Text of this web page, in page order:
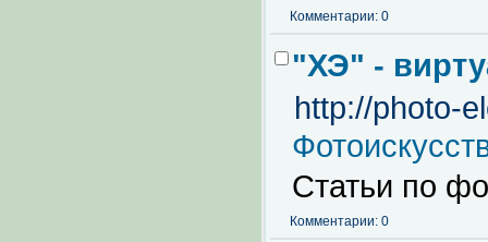
Комментарии: 0
"ХЭ" -
http://photo-
Статьи по
Комментарии: 0